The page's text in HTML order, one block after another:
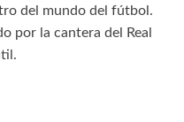
del mundo del fútbol.
por la cantera del Real